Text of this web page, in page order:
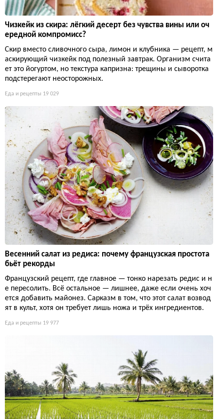
Чизкейк из скира: лёгкий десерт без чувства вины или оч
ередной компромисс?
Скир вместо сливочного сыра, лимон и клубника — рецепт, м
аскирующий чизкейк под полезный завтрак. Организм счита
ет это йогуртом, но текстура капризна: трещины и сыворотка
подстерегают неосторожных.
Еда и рецепты 19 029
Весенний салат из редиса: почему французская простота
бьёт рекорды
Французский рецепт, где главное — тонко нарезать редис и н
е пересолить. Всё остальное — лишнее, даже если очень хоч
ется добавить майонез. Сарказм в том, что этот салат возвод
ят в культ, хотя он требует лишь ножа и трёх ингредиентов.
Еда и рецепты 19 977